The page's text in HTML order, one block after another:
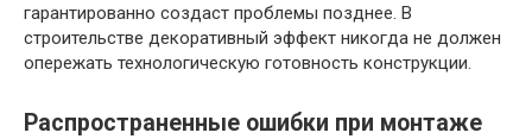
гарантированно создаст проблемы позднее. В
строительстве декоративный эффект никогда не должен
опережать технологическую готовность конструкции.
Распространенные ошибки при монтаже